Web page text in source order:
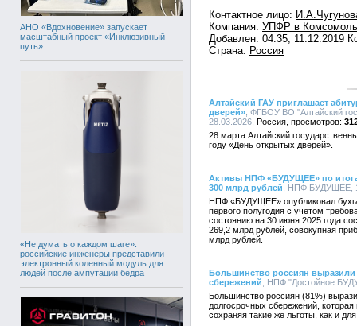
АНО «Вдохновение» запускает
масштабный проект «Инклюзивный
путь»
«Не думать о каждом шаге»:
российские инженеры представили
электронный коленный модуль для
людей после ампутации бедра
Контактное лицо:
Компания: УПФР в
Добавлен: 04:35, 11.12.2019
Страна: Россия
Алтайский ГАУ приглашает
дверей» , ФГБОУ ВО "Алтайский
28.03.2026, Россия
28 марта Алтайский
году «День открытых дверей».
Активы НПФ «БУДУЩЕЕ» по
300 млрд рублей , НПФ БУДУЩЕЕ,
НПФ «БУДУЩЕЕ» опубликовал
первого полугодия с учетом
состоянию на 30 июня 2025 года
269,2 млрд рублей, совокупная
млрд рублей.
Большинство россиян
сбережений , НПФ "Достойное
Большинство россиян (81%)
долгосрочных сбережений,
сохраняя такие же льготы, как и